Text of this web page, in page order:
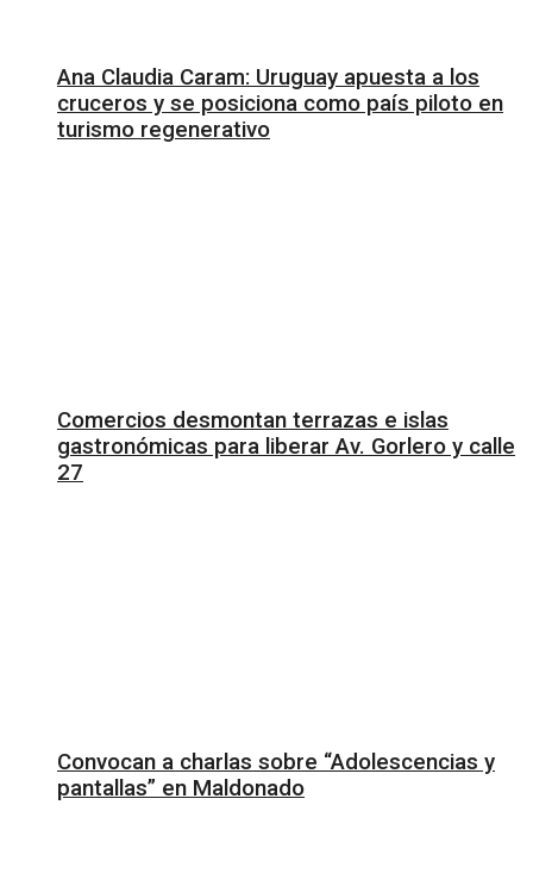
Ana Claudia Caram: Uruguay apuesta a los
cruceros y se posiciona como país piloto en
turismo regenerativo
Comercios desmontan terrazas e islas
gastronómicas para liberar Av. Gorlero y calle
27
Convocan a charlas sobre “Adolescencias y
pantallas” en Maldonado